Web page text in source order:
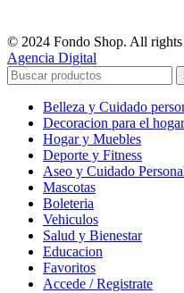
© 2024 Fondo Shop. All
Agencia Digital
Belleza y Cuidado
Decoracion para el hogar
Hogar y Muebles
Deporte y Fitness
Aseo y Cuidado
Mascotas
Boleteria
Vehiculos
Salud y Bienestar
Educacion
Favoritos
Accede / Registrate